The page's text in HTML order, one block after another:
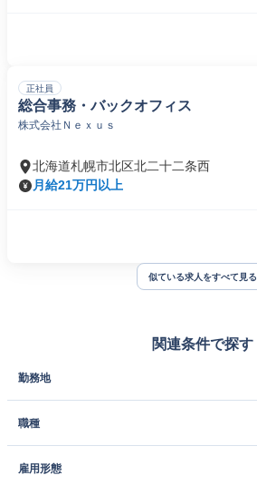
正社員
総合事務・バックオフィス
株式会社Ｎｅｘｕｓ
北海道札幌市北区北二十二条西
月給21万円以上
似ている求人をすべて見る
関連条件で探す
勤務地
職種
雇用形態